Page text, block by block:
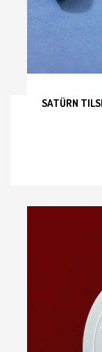
SATÜRN